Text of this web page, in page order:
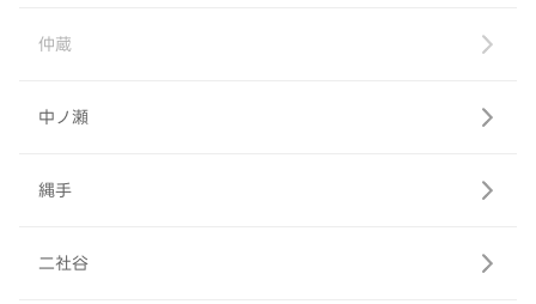
仲蔵
中ノ瀬
縄手
二社谷